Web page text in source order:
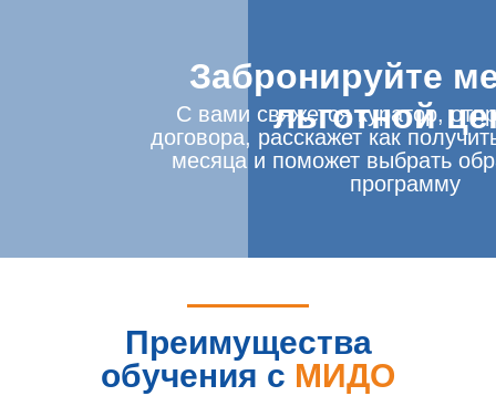
Забронируйте
льготной
С вами свяжется куратор,
договора, расскажет как
месяца и поможет выбрать
программу
Преимущества
обучения с МИДО